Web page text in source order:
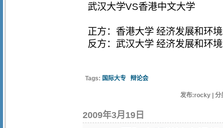
武汉大学VS香港中文大学
正方：香港大学 经济发展和环
反方：武汉大学 经济发展和环
Tags: 国际大专 辩论会
发布:rocky | 分
2009年3月19日